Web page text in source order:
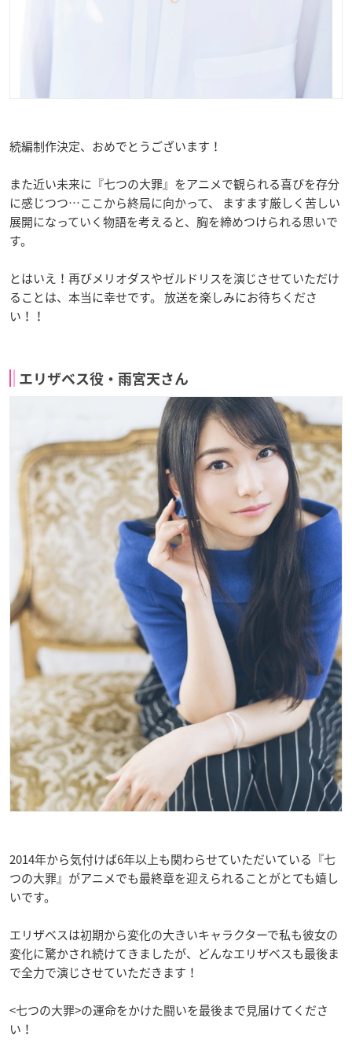
続編制作決定、おめでとうございます！
また近い未来に『七つの大罪』をアニメで観られる喜びを存分
に感じつつ…ここから終局に向かって、 ますます厳しく苦しい
展開になっていく物語を考えると、胸を締めつけられる思いで
す。
とはいえ！再びメリオダスやゼルドリスを演じさせていただけ
ることは、本当に幸せです。 放送を楽しみにお待ちくださ
い！！
エリザベス役・雨宮天さん
2014年から気付けば6年以上も関わらせていただいている『七
つの大罪』がアニメでも最終章を迎えられることがとても嬉し
いです。
エリザベスは初期から変化の大きいキャラクターで私も彼女の
変化に驚かされ続けてきましたが、どんなエリザベスも最後ま
で全力で演じさせていただきます！
<七つの大罪>の運命をかけた闘いを最後まで見届けてくださ
い！